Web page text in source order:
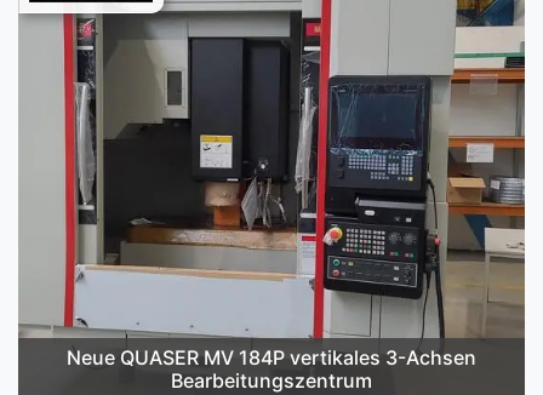
Neue QUASER MV 184P vertikales 3-Achsen
Bearbeitungszentrum